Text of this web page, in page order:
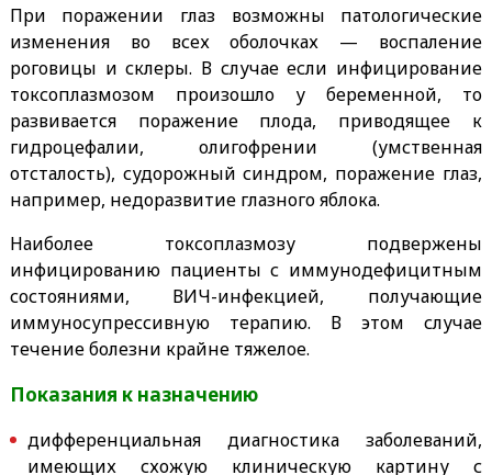
При поражении глаз возможны патологические
изменения во всех оболочках — воспаление
роговицы и склеры. В случае если инфицирование
токсоплазмозом произошло у беременной, то
развивается поражение плода, приводящее к
гидроцефалии, олигофрении (умственная
отсталость), судорожный синдром, поражение глаз,
например, недоразвитие глазного яблока.
Наиболее токсоплазмозу подвержены
инфицированию пациенты с иммунодефицитным
состояниями, ВИЧ-инфекцией, получающие
иммуносупрессивную терапию. В этом случае
течение болезни крайне тяжелое.
Показания к назначению
дифференциальная диагностика заболеваний,
имеющих схожую клиническую картину с